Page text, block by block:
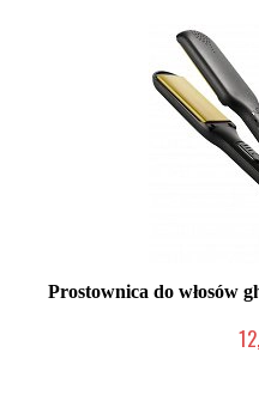
Prostownica do włosów